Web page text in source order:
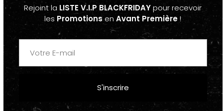
-Motifs imprimé Streetwear
-À Noter : Il est recommander d'en avoir plusieurs
afind'alterner pour les laver
! Le masques est livré avec 2 filtres de rechange !
Rejoint la LISTE V.I.P BLACKFRIDAYpour recevoir
les Promotions en Avant Première!
S'inscrire